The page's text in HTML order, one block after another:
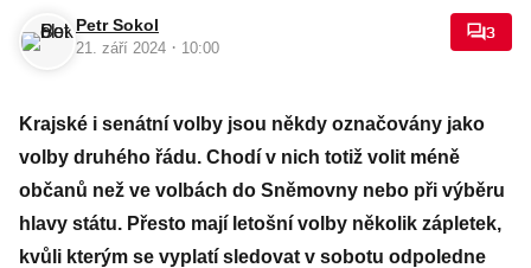
Petr Sokol
21. září 2024 · 10:00
3
Krajské i senátní volby jsou někdy označovány jako
volby druhého řádu. Chodí v nich totiž volit méně
občanů než ve volbách do Sněmovny nebo při výběru
hlavy státu. Přesto mají letošní volby několik zápletek,
kvůli kterým se vyplatí sledovat v sobotu odpoledne